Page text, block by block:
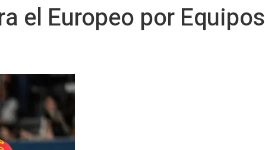
el Europeo por Equipos